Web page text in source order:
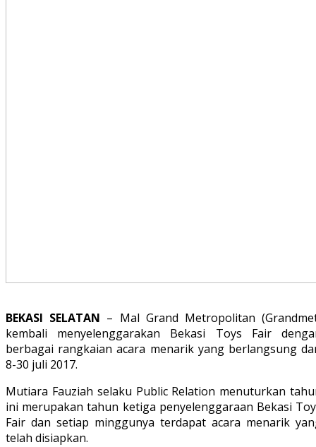
BEKASI SELATAN – Mal Grand Metropolitan
kembali menyelenggarakan Bekasi Toys Fair
berbagai rangkaian acara menarik yang berlangsung
8-30 juli 2017.
Mutiara Fauziah selaku Public Relation menuturkan
ini merupakan tahun ketiga penyelenggaraan Bekasi
Fair dan setiap minggunya terdapat acara menarik
telah disiapkan.